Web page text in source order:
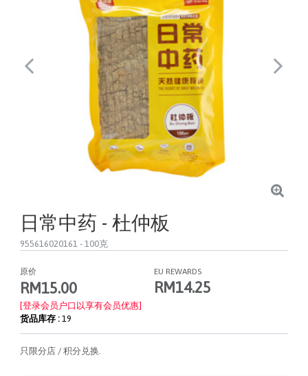
日常中药 - 杜仲板
955616020161 - 100克
原价
RM15.00
EU REWARDS
RM14.25
[登录会员户口以享有会员优惠]
货品库存 : 19
只限分店 / 积分兑换.